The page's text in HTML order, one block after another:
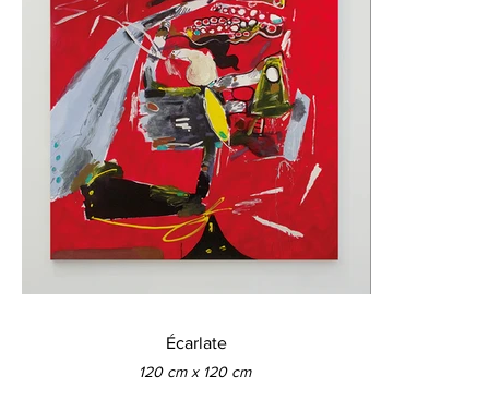
Écarlate
120 cm x 120 cm